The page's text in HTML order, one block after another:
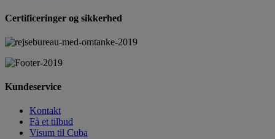
Certificeringer og sikkerhed
Kundeservice
Kontakt
Få et tilbud
Visum til Cuba